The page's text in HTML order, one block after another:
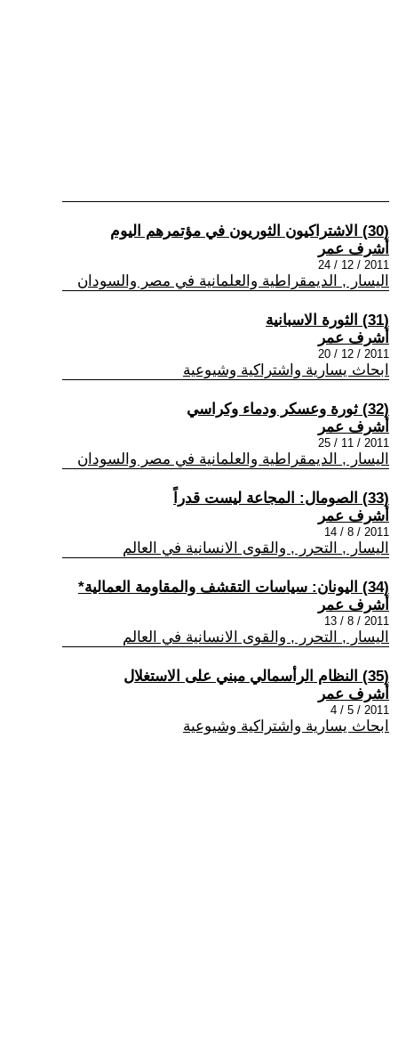
(30) الاشتراكيون الثوريون في مؤتمرهم اليوم
أشرف عمر
2011 / 12 / 24
اليسار , الديمقراطية والعلمانية في مصر والسودان
(31) الثورة الاسبانية
أشرف عمر
2011 / 12 / 20
ابحاث يسارية واشتراكية وشيوعية
(32) ثورة وعسكر ودماء وكراسي
أشرف عمر
2011 / 11 / 25
اليسار , الديمقراطية والعلمانية في مصر والسودان
(33) الصومال: المجاعة ليست قدراً
أشرف عمر
2011 / 8 / 14
اليسار , التحرر , والقوى الانسانية في العالم
(34) اليونان: سياسات التقشف والمقاومة العمالية*
أشرف عمر
2011 / 8 / 13
اليسار , التحرر , والقوى الانسانية في العالم
(35) النظام الرأسمالي مبني على الاستغلال
أشرف عمر
2011 / 5 / 4
ابحاث يسارية واشتراكية وشيوعية